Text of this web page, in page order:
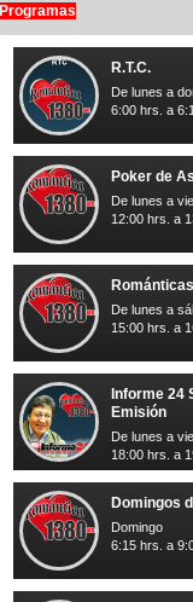
Programas
R.T.C.
De lunes a
6:00 hrs. a
Poker de
De lunes a
12:00 hrs. a
De lunes a
15:00 hrs. a
Informe 24
Emisión
De lunes a
18:00 hrs. a
Domingos
Domingo
6:15 hrs. a